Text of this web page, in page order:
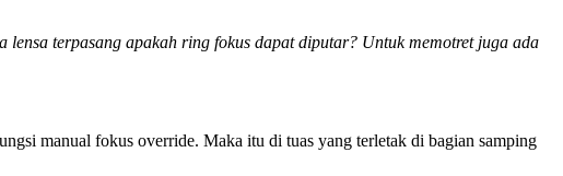
terpasang apakah ring fokus dapat diputar? Untuk memotret juga ada
manual fokus override. Maka itu di tuas yang terletak di bagian samping